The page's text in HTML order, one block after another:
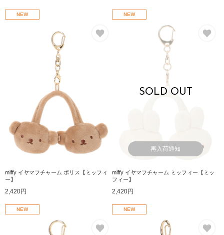
NEW
miffy イヤマフチャーム ボリス【ミッフィ
ー】
2,420円
NEW
SOLD OUT
再入荷通知
miffy イヤマフチャーム ミッフィー【ミッ
フィー】
2,420円
NEW NEW